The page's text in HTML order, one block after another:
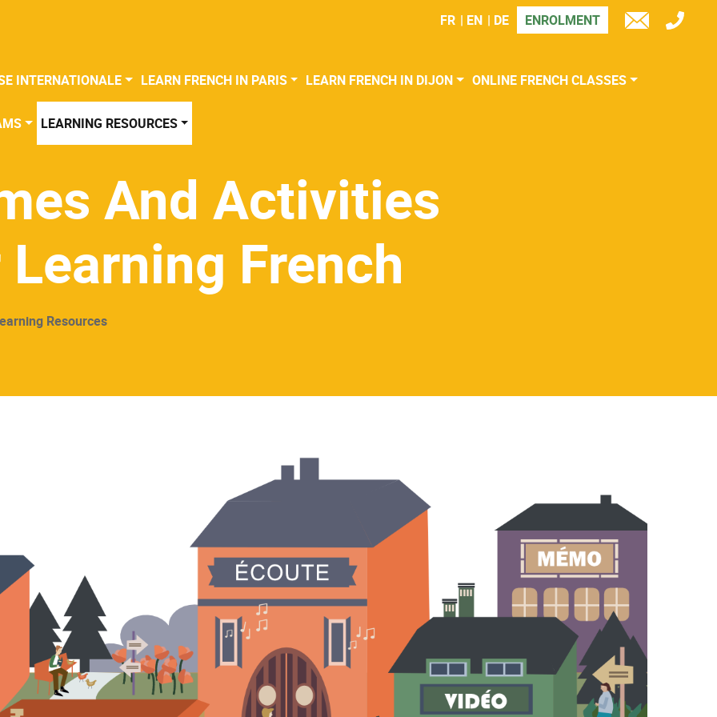
FR EN DE ENROLMENT
E-
TÉL
INTERNATIONALE LEARN FRENCH IN PARIS LEARN FRENCH IN DIJON ONLINE FRENCH CLASSES
LEARNING RESOURCES
And Activities
Learning French
Resources